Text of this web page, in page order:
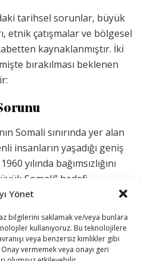
Yönet
bilgilerini saklamak ve/veya bunlara
kullanıyoruz. Bu teknolojilere
veya benzersiz kimlikler gibi
vermemek veya onayı geri
tarihsel sorunlar, büyük
etnik çatışmalar ve bölgesel
kaynaklanmıştır. İki
bırakılması beklenen
Somali sınırında yer alan
insanların yaşadığı geniş
yılında bağımsızlığını
Somali” hedefi
topraklarının doğal
alınarak Somali’ye
iki ülke arasındaki